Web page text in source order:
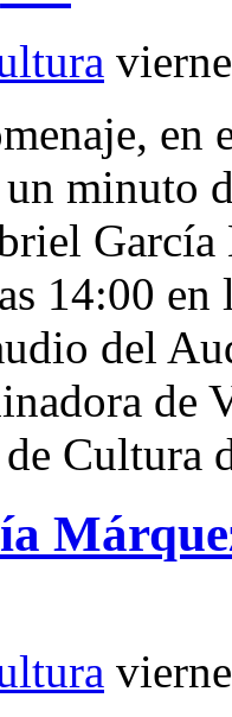
minuto
14:00
del
de
de Cultura